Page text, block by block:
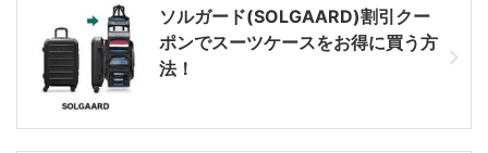
ソルガード(SOLGAARD)割引クー
ポンでスーツケースをお得に買う方
法！